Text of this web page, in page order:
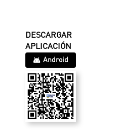
DESCARGAR
APLICACIÓN
Android